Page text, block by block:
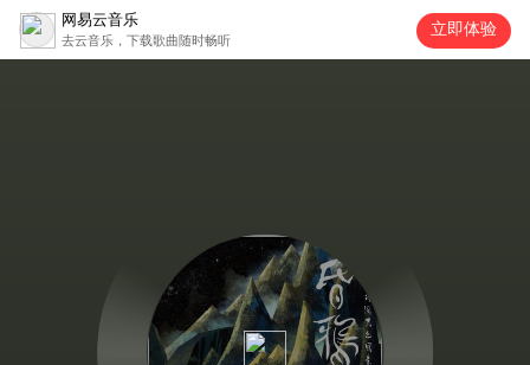
网易云音乐
去云音乐，下载歌曲随时畅听
立即体验